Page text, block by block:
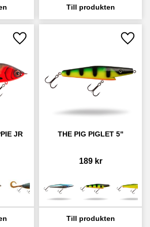
JR
Lägg till i favoriter
THE PIG PIGLET 5"
189kr
Lägg